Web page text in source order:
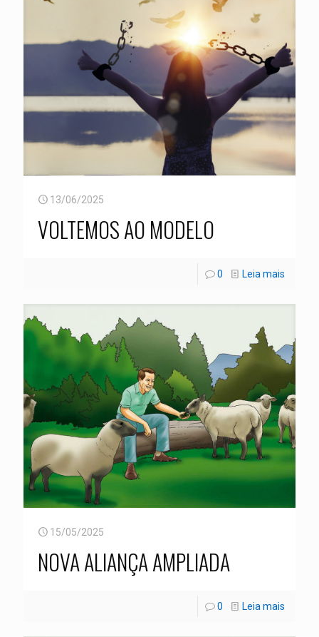
13/06/2025
VOLTEMOS AO MODELO
0 Leia mais
15/05/2025
NOVA ALIANÇA AMPLIADA
0 Leia mais